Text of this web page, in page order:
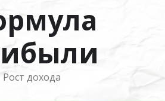
Рост дохода